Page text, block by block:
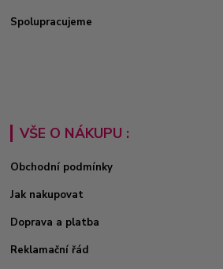
Spolupracujeme
VŠE O NÁKUPU :
Obchodní podmínky
Jak nakupovat
Doprava a platba
Reklamační řád